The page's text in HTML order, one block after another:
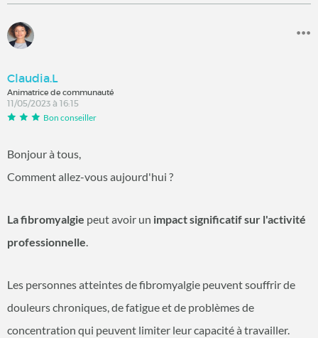
Claudia.L
Animatrice de communauté
11/05/2023 à 16:15
Bon conseiller
Bonjour à tous,
Comment allez-vous aujourd'hui ?
La fibromyalgie peut avoir un impact significatif sur l'activité
professionnelle.
Les personnes atteintes de fibromyalgie peuvent souffrir de
douleurs chroniques, de fatigue et de problèmes de
concentration qui peuvent limiter leur capacité à travailler.